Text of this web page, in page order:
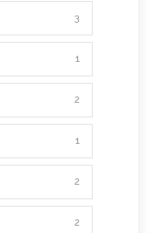
3
1
2
1
2
2